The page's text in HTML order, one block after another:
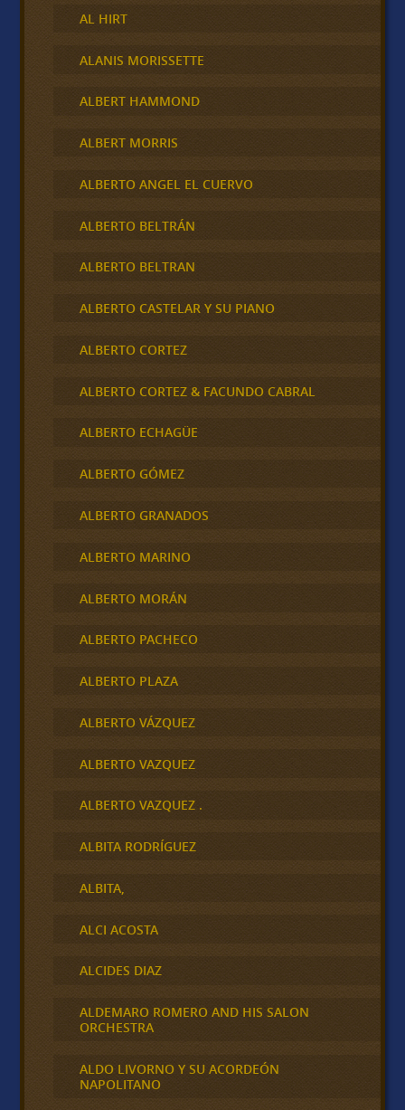
AL HIRT
ALANIS MORISSETTE
ALBERT HAMMOND
ALBERT MORRIS
ALBERTO ANGEL EL CUERVO
ALBERTO BELTRÁN
ALBERTO BELTRAN
ALBERTO CASTELAR Y SU PIANO
ALBERTO CORTEZ
ALBERTO CORTEZ & FACUNDO CABRAL
ALBERTO ECHAGÜE
ALBERTO GÓMEZ
ALBERTO GRANADOS
ALBERTO MARINO
ALBERTO MORÁN
ALBERTO PACHECO
ALBERTO PLAZA
ALBERTO VÁZQUEZ
ALBERTO VAZQUEZ
ALBERTO VAZQUEZ .
ALBITA RODRÍGUEZ
ALBITA,
ALCI ACOSTA
ALCIDES DIAZ
ALDEMARO ROMERO AND HIS SALON
ORCHESTRA
ALDO LIVORNO Y SU ACORDEÓN
NAPOLITANO